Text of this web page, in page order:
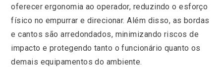
oferecer ergonomia ao operador, reduzindo o esforço
físico no empurrar e direcionar. Além disso, as bordas
e cantos são arredondados, minimizando riscos de
impacto e protegendo tanto o funcionário quanto os
demais equipamentos do ambiente.